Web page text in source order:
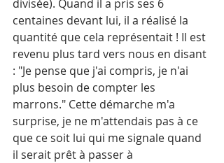
divisée). Quand il a pris ses 6
centaines devant lui, il a réalisé la
quantité que cela représentait ! Il est
revenu plus tard vers nous en disant
: "Je pense que j'ai compris, je n'ai
plus besoin de compter les
marrons." Cette démarche m'a
surprise, je ne m'attendais pas à ce
que ce soit lui qui me signale quand
il serait prêt à passer à